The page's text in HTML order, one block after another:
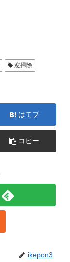
窓掃除
はてブ
コピー
ikepon3